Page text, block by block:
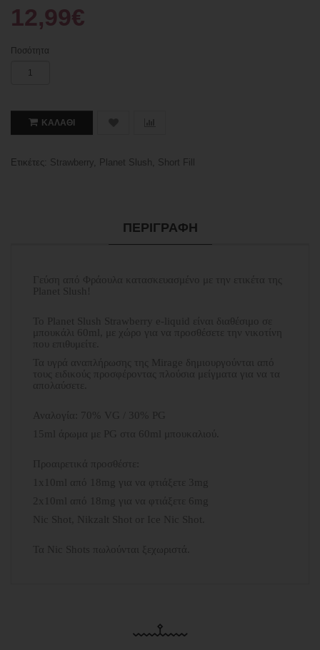
12,99€
Ποσότητα
ΚΑΛΆΘΙ
Ετικέτες: Strawberry, Planet Slush, Short Fill
ΠΕΡΙΓΡΑΦΉ
Γεύση από Φράουλα κατασκευασμένο με την ετικέτα της
Planet Slush!
Το Planet Slush Strawberry e-liquid είναι διαθέσιμο σε
μπουκάλι 60ml, με χώρο για να προσθέσετε την νικοτίνη
που επιθυμείτε.
Τα υγρά αναπλήρωσης της Mirage δημιουργούνται από
τους ειδικούς προσφέροντας πλούσια μείγματα για να τα
απολαύσετε.
Αναλογία: 70% VG / 30% PG
15ml άρωμα με PG στα 60ml μπουκαλιού.
Προαιρετικά προσθέστε:
1x10ml από 18mg για να φτιάξετε 3mg
2x10ml από 18mg για να φτιάξετε 6mg
Nic Shot, Nikzalt Shot or Ice Nic Shot.
Τα Nic Shots πωλούνται ξεχωριστά.